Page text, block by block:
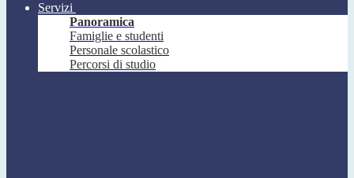
Servizi
Panoramica
Famiglie e studenti
Personale scolastico
Percorsi di studio